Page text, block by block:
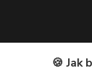
Kontakty
🍪 Jak